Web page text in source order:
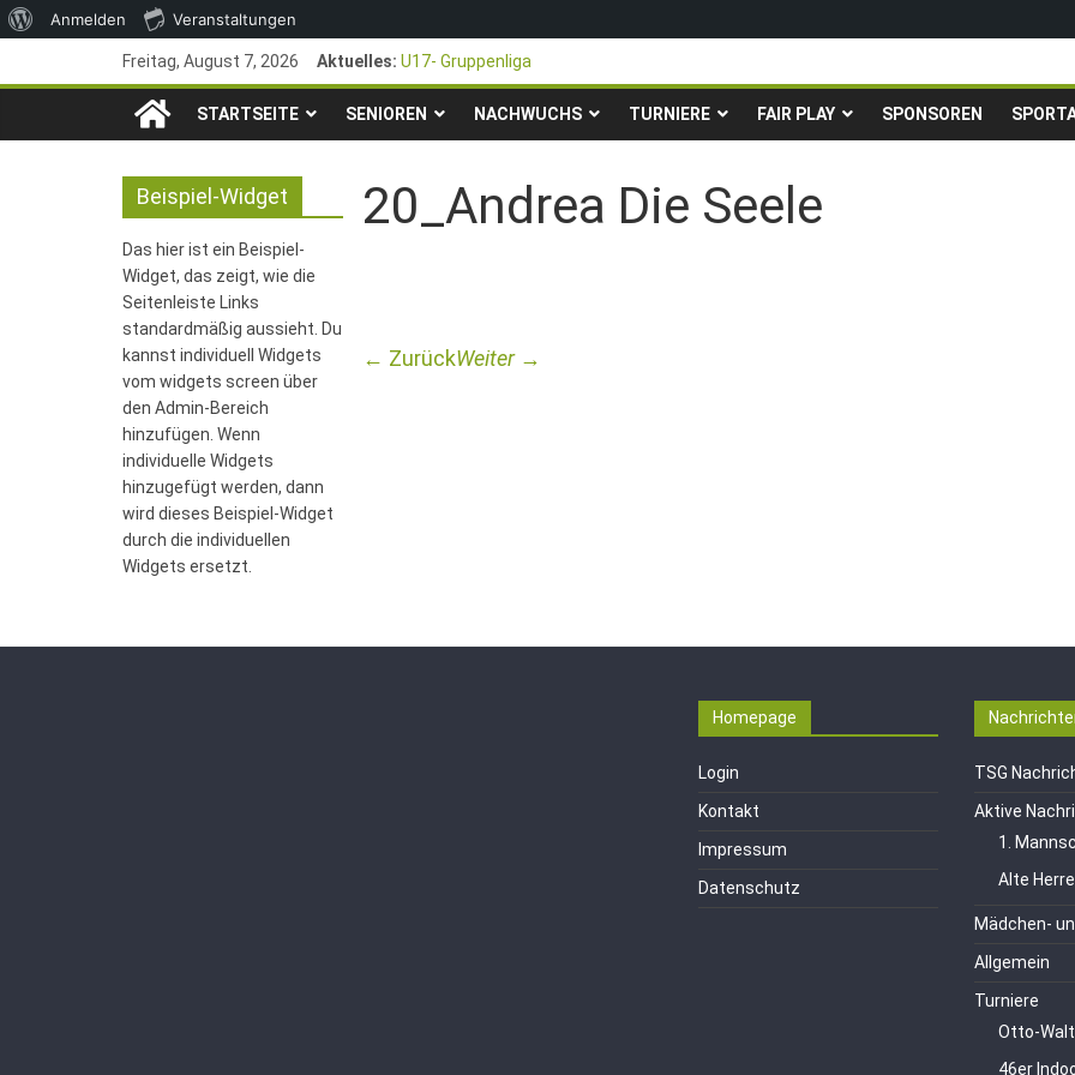
Über
Anmelden Veranstaltungen
Inhalt
Freitag, August 7, 2026 Aktuelles: U17- Gruppenliga
*U17-Junioren steigen in die Gruppenliga auf*
47. Otto Walter Pfingstturnier der TSG Kastel
1. Mai – Charity-Fußballturnier für Hobbymannschaften
TSG
1846
e.V.
Mainz-
Kastel
Fussballabteilung
STARTSEITE SENIOREN NACHWUCHS TURNIERE FAIR PLAY SPONSOREN
20_Andrea Die Seele
← ZurückWeiter →
Beispiel-Widget
Das hier ist ein Beispiel-
Widget, das zeigt, wie die
Seitenleiste Links
standardmäßig aussieht. Du
kannst individuell Widgets
vom widgets screen über
den Admin-Bereich
hinzufügen. Wenn
individuelle Widgets
hinzugefügt werden, dann
wird dieses Beispiel-Widget
durch die individuellen
Widgets ersetzt.
Homepage
Login
Kontakt
Impressum
Datenschutz
TSG
Aktive
1.
Alte
Mädchen-
Allgemein
Turniere
Otto-
46er